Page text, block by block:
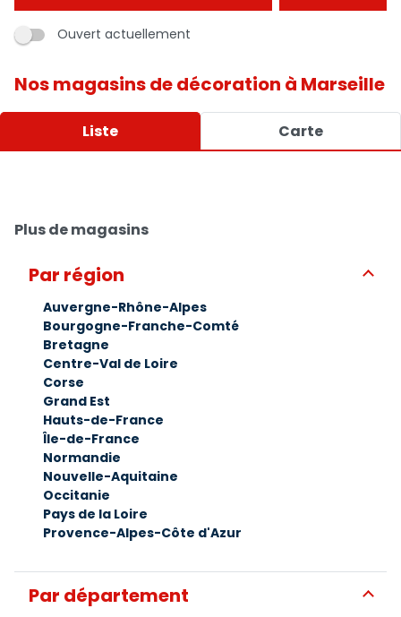
Ouvert actuellement
Nos magasins de décoration à Marseille
Liste Carte
La Foir' Fouille Jeanne d'Arc -
Marseille
Ouvert
48 Bd Jeanne d'Arc 13005 Marseille
04 91 47 31 93
Plus d'info
La Foir'Fouille - Marseille
Ouvert de 09:30 à 19:00
249 Rue Pierre Doize 13010 Marseille
04 91 74 32 32
Plus d'info
Voir plus
Plus de magasins
Par région
Auvergne-Rhône-Alpes
Bourgogne-Franche-Comté
Bretagne
Centre-Val de Loire
Corse
Grand Est
Hauts-de-France
Île-de-France
Normandie
Nouvelle-Aquitaine
Occitanie
Pays de la Loire
Provence-Alpes-Côte d'Azur
Par département